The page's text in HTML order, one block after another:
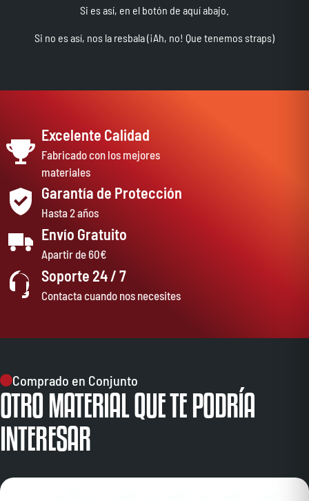
Si es así, en el botón de aquí abajo.
Si no es así, nos la resbala (¡Ah, no! Que tenemos straps)
Excelente Calidad
Fabricado con los mejores
materiales
Garantía de Protección
Hasta 2 años
Envío Gratuito
Apartir de 60€
Soporte 24 / 7
Contacta cuando nos necesites
Comprado en Conjunto
OTRO MATERIAL QUE TE PODRÍA
INTERESAR